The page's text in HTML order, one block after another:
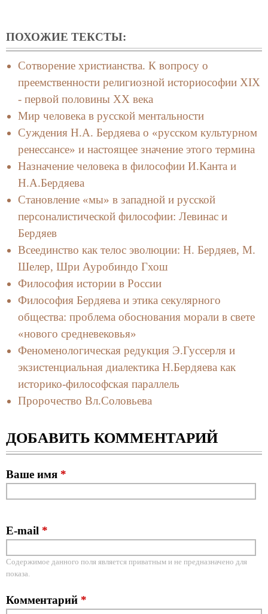
ПОХОЖИЕ ТЕКСТЫ:
Сотворение христианства. К вопросу о
преемственности религиозной историософии XIX
- первой половины XX века
Мир человека в русской ментальности
Суждения Н.А. Бердяева о «русском культурном
ренессансе» и настоящее значение этого термина
Назначение человека в философии И.Канта и
Н.А.Бердяева
Становление «мы» в западной и русской
персоналистической философии: Левинас и
Бердяев
Всеединство как телос эволюции: Н. Бердяев, М.
Шелер, Шри Ауробиндо Гхош
Философия истории в России
Философия Бердяева и этика секулярного
общества: проблема обоснования морали в свете
«нового средневековья»
Феноменологическая редукция Э.Гуссерля и
экзистенциальная диалектика Н.Бердяева как
историко-философская параллель
Пророчество Вл.Соловьева
ДОБАВИТЬ КОММЕНТАРИЙ
Ваше имя *
E-mail *
Содержимое данного поля является приватным и не предназначено для
показа.
Комментарий *